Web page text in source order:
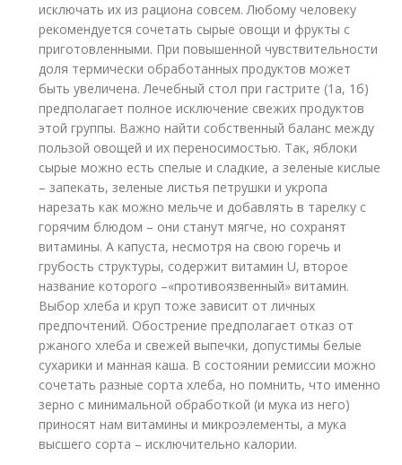
исключать их из рациона совсем. Любому человеку
рекомендуется сочетать сырые овощи и фрукты с
приготовленными. При повышенной чувствительности
доля термически обработанных продуктов может
быть увеличена. Лечебный стол при гастрите (1а, 1б)
предполагает полное исключение свежих продуктов
этой группы. Важно найти собственный баланс между
пользой овощей и их переносимостью. Так, яблоки
сырые можно есть спелые и сладкие, а зеленые кислые
– запекать, зеленые листья петрушки и укропа
нарезать как можно мельче и добавлять в тарелку с
горячим блюдом – они станут мягче, но сохранят
витамины. А капуста, несмотря на свою горечь и
грубость структуры, содержит витамин U, второе
название которого –«противоязвенный» витамин.
Выбор хлеба и круп тоже зависит от личных
предпочтений. Обострение предполагает отказ от
ржаного хлеба и свежей выпечки, допустимы белые
сухарики и манная каша. В состоянии ремиссии можно
сочетать разные сорта хлеба, но помнить, что именно
зерно с минимальной обработкой (и мука из него)
приносят нам витамины и микроэлементы, а мука
высшего сорта – исключительно калории.